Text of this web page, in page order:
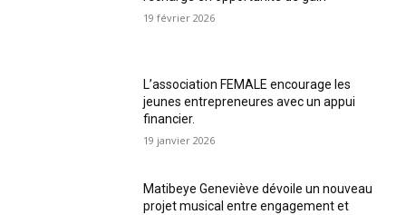
19 février 2026
L’association FEMALE encourage les
jeunes entrepreneures avec un appui
financier.
19 janvier 2026
Matibeye Geneviève dévoile un nouveau
projet musical entre engagement et